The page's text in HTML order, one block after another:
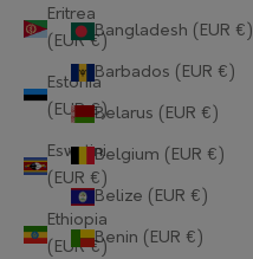
Eritrea
(EUR €)
Estonia
(EUR €)
Eswatini
(EUR €)
Ethiopia
(EUR €)
Bangladesh (EUR €)
Barbados (EUR €)
Belarus (EUR €)
Belgium (EUR €)
Belize (EUR €)
Benin (EUR €)